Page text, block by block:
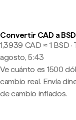
Convertir CAD a BSD
1,3939 CAD ≈ 1 BSD
agosto, 5:43
Ve cuánto es 1500
cambio real. Envía
de cambio inflados.